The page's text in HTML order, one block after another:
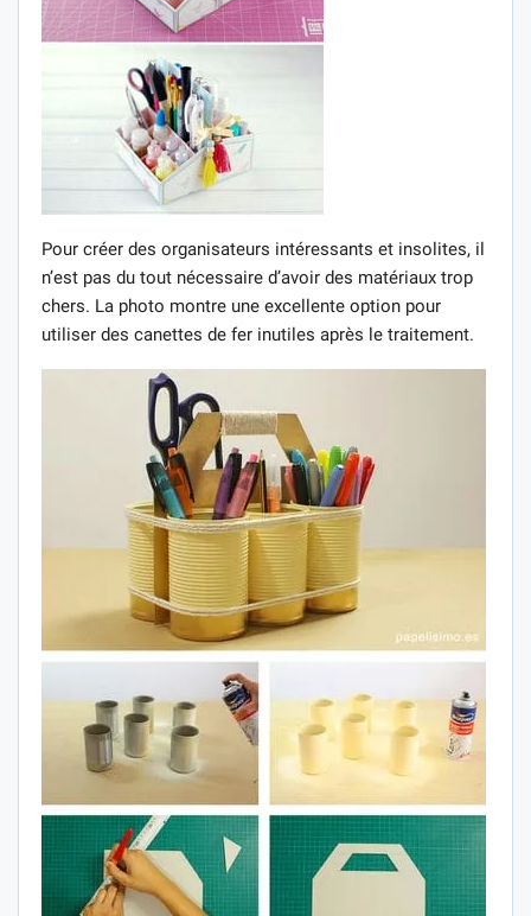
Pour créer des organisateurs intéressants et insolites, il
n’est pas du tout nécessaire d’avoir des matériaux trop
chers. La photo montre une excellente option pour
utiliser des canettes de fer inutiles après le traitement.